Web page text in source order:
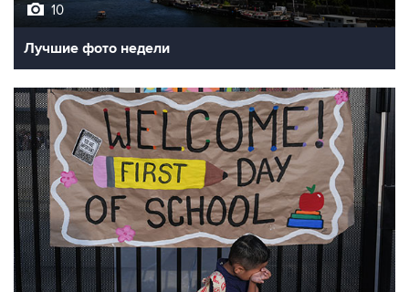
10
Лучшие фото недели